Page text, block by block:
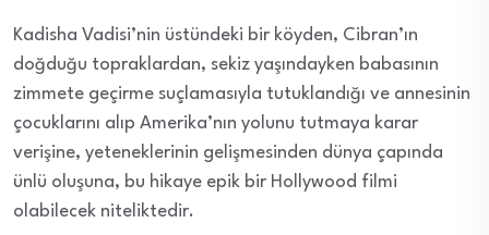
Kadisha Vadisi’nin üstündeki bir köyden, Cibran’ın
doğduğu topraklardan, sekiz yaşındayken babasının
zimmete geçirme suçlamasıyla tutuklandığı ve annesinin
çocuklarını alıp Amerika’nın yolunu tutmaya karar
verişine, yeteneklerinin gelişmesinden dünya çapında
ünlü oluşuna, bu hikaye epik bir Hollywood filmi
olabilecek niteliktedir.